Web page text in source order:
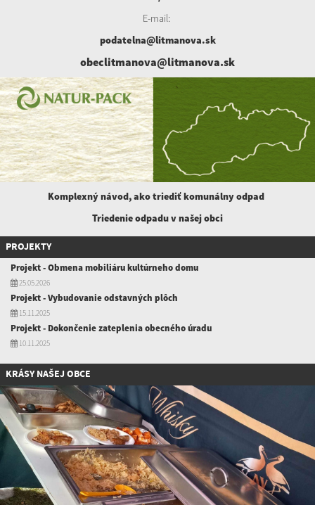
E-mail:
podatelna@litmanova.sk
obeclitmanova@litmanova.sk
Komplexný návod, ako triediť komunálnyodpad
Triedenie odpadu v našej obci
PROJEKTY
Projekt - Obmena mobiliáru kultúrneho domu
25.05.2026
Projekt - Vybudovanie odstavných plôch
15.11.2025
Projekt - Dokončenie zateplenia obecného úradu
10.11.2025
KRÁSY NAŠEJ OBCE